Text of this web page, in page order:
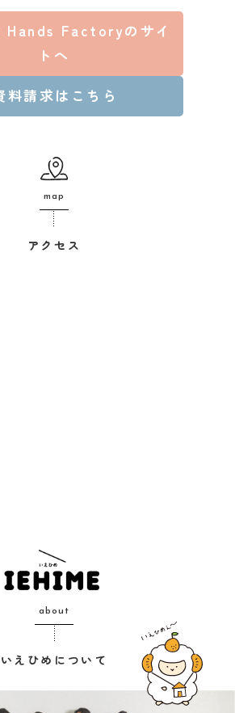
Hands Factoryのサイ
トへ
料請求はこちら
map
アクセス
about
いえひめについて